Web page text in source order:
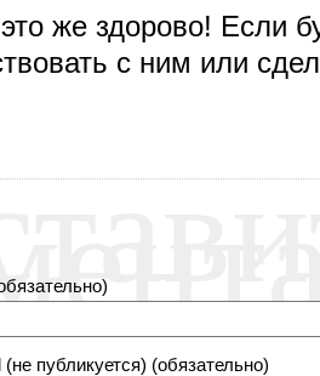
же здорово! Если
с ним или
(не публикуется) (обязательно)